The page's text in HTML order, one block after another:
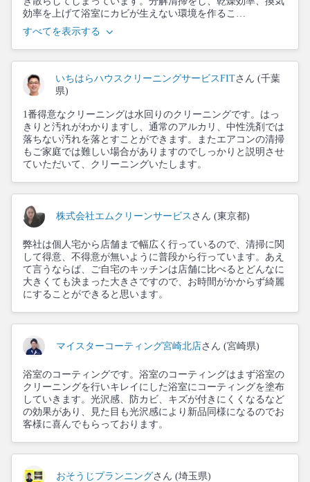
効率を上げて浴室にカビが生えない環境を作るこ…
すべてを表示する
いちはらハウスクリーニングサービスFITさん (千葉
県)
1番得意なクリーニングは水回りのクリーニングです。はっ
きりと汚れがわかりますし、通常のアルカリ、中性洗剤では
落ちない汚れを落とすことができます。またエアコンの清掃
もご家庭では難しい場合がありますのでしっかりと説明させ
ていただいて、クリーニングいたします。
株式会社エムクリーンサービス さん (東京都)
弊社は個人宅から店舗まで幅広く行っているので、清掃に関
して得意、不得意が無いように普段から行っています。あえ
て言うならば、ご自宅のキッチンは店舗に比べるとどんなに
大きくても決まった大きさですので、お時間がかからず綺麗
にすることができると思います。
マイスターコーティング宮崎北店さん (宮崎県)
浴室のコーティングです。浴室のコーティングはまず浴室の
クリーニングを行いキレイにした浴室にコーティングを塗布
していきます。光沢感、防カビ、キズが付きにくくなるなど
の効果があり、見た目も光沢感により新品同様になるのでお
客様に喜んでもらっております。
おそうじプランニングさん (埼玉県)